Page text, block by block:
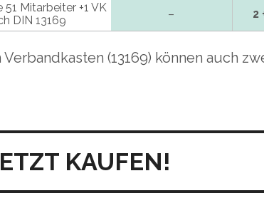
Mitarbeiter +1 VK
DIN 13169
– 2
(13169) können auch
KAUFEN!